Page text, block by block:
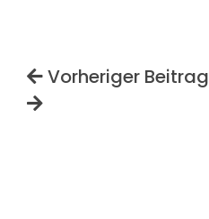
Vorheriger Beitrag